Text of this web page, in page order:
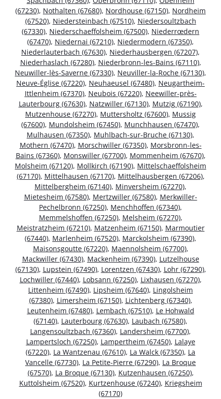
(67230), Nothalten (67680), Nordhouse (67150), Nordheim
(67520), Niedersteinbach (67510), Niedersoultzbach
(67330), Niederschaeffolsheim (67500), Niederrœdern
(67470), Niedernai (67210), Niedermodern (67350),
Niederlauterbach (67630), Niederhausbergen (67207),
Niederhaslach (67280), Niederbronn-les-Bains (67110),
Neuwiller-lès-Saverne (67330), Neuviller-la-Roche (67130),
Neuve-Église (67220), Neuhaeusel (67480), Neugartheim-
Ittlenheim (67370), Neubois (67220), Neewiller-près-
Lauterbourg (67630), Natzwiller (67130), Mutzig (67190),
Mutzenhouse (67270), Muttersholtz (67600), Mussig
(67600), Mundolsheim (67450), Munchhausen (67470),
Mulhausen (67350), Muhlbach-sur-Bruche (67130),
Mothern (67470), Morschwiller (67350), Morsbronn-les-
Bains (67360), Monswiller (67700), Mommenheim (67670),
Molsheim (67120), Mollkirch (67190), Mittelschaeffolsheim
(67170), Mittelhausen (67170), Mittelhausbergen (67206),
Mittelbergheim (67140), Minversheim (67270),
Mietesheim (67580), Mertzwiller (67580), Merkwiller-
Pechelbronn (67250), Menchhoffen (67340),
Memmelshoffen (67250), Melsheim (67270),
Meistratzheim (67210), Matzenheim (67150), Marmoutier
(67440), Marlenheim (67520), Marckolsheim (67390),
Maisonsgoutte (67220), Maennolsheim (67700),
Mackwiller (67430), Mackenheim (67390), Lutzelhouse
(67130), Lupstein (67490), Lorentzen (67430), Lohr (67290),
Lochwiller (67440), Lobsann (67250), Lixhausen (67270),
Littenheim (67490), Lipsheim (67640), Lingolsheim
(67380), Limersheim (67150), Lichtenberg (67340),
Leutenheim (67480), Lembach (67510), Le Hohwald
(67140), Lauterbourg (67630), Laubach (67580),
Langensoultzbach (67360), Landersheim (67700),
Lampertsloch (67250), Lampertheim (67450), Lalaye
(67220), La Wantzenau (67610), La Walck (67350), La
Vancelle (67730), La Petite-Pierre (67290), La Broque
(67570), La Broque (67130), Kutzenhausen (67250),
Kuttolsheim (67520), Kurtzenhouse (67240), Kriegsheim
(67170)